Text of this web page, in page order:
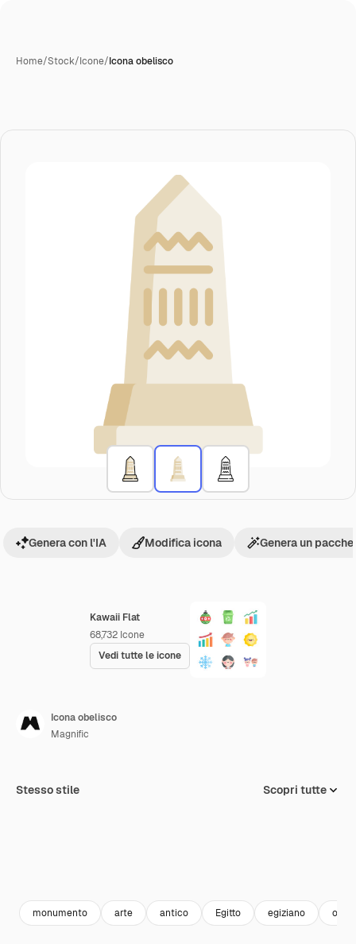
Home/Stock/Icone/Icona obelisco
Kawaii Flat
68,732 Icone
Vedi tutte le icone
Genera con l'IA Modifica icona Genera un
Icona obelisco
Magnific
Stesso stile Scopri tutte
monumento arte antico Egitto egiziano